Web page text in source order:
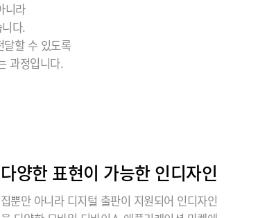
니라
다.
할 수 있도록
과정입니다.
다양한 표현이 가능한 인디자인
뿐만 아니라 디지털 출판이 지원되어 인디자인